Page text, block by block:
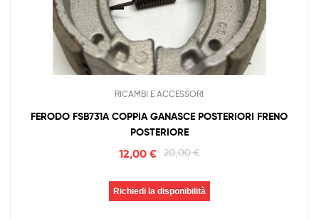
RICAMBI E ACCESSORI
FERODO FSB731A COPPIA GANASCE POSTERIORI FRENO
POSTERIORE
20,00€
12,00€
Richiedi la disponibilità